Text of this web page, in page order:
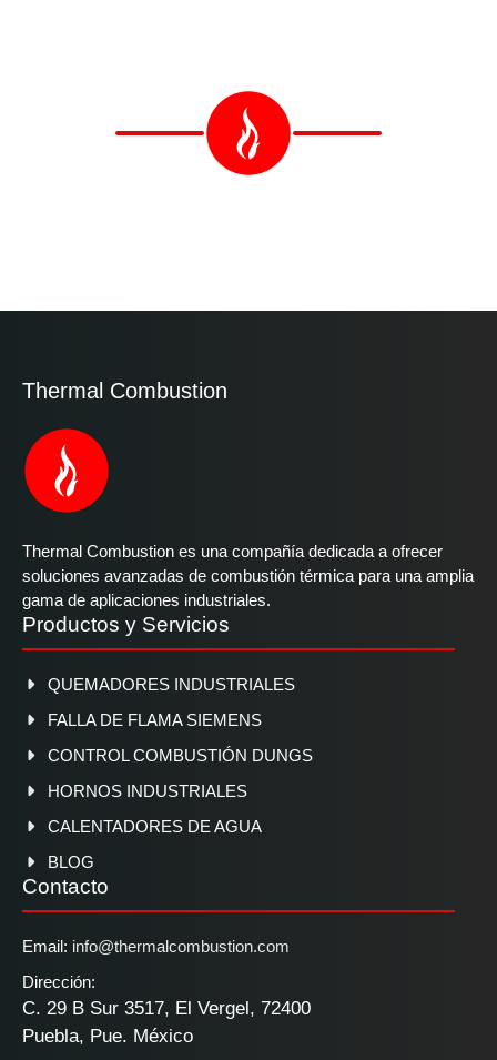
Thermal Combustion
Thermal Combustion es una compañía dedicada a ofrecer
soluciones avanzadas de combustión térmica para una amplia
gama de aplicaciones industriales.
Productos y Servicios
QUEMADORES INDUSTRIALES
FALLA DE FLAMA SIEMENS
CONTROL COMBUSTIÓN DUNGS
HORNOS INDUSTRIALES
CALENTADORES DE AGUA
BLOG
Contacto
Email: info@thermalcombustion.com
Dirección:
C. 29 B Sur 3517, El Vergel, 72400
Puebla, Pue. México